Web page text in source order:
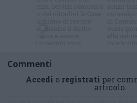
Commenti
Accedi o registrati per
articolo.